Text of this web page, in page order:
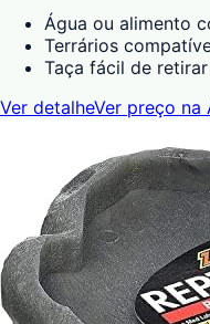
Água ou alimento
Terrários
Taça fácil de retirar
Ver detalheVer preço na